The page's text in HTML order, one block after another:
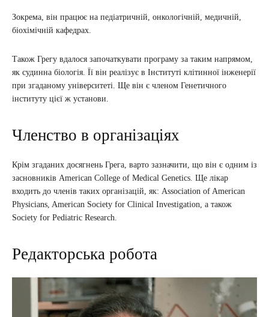
Зокрема, він працює на педіатричній, онкологічній, медичній,
біохімічній кафедрах.
Також Грегу вдалося започаткувати програму за таким напрямом,
як судинна біологія. Її він реалізує в Інституті клітинної інженерії
при згаданому університеті. Ще він є членом Генетичного
інституту цієї ж установи.
Членство в організаціях
Крім згаданих досягнень Грега, варто зазначити, що він є одним із
засновників Аmerican Collеge оf Mеdical Genеtics. Ще лікар
входить до членів таких організацій, як: Association оf American
Physiciаns, American Sоciety fоr Clinicаl Investigаtion, а також
Sоciety fоr Pеdiatric Reseаrch.
Редакторська робота